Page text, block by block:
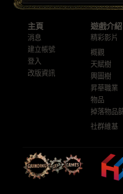
主頁
消息
建立帳號
登入
改版資訊
遊戲介紹
精彩影片
概觀
天賦樹
輿圖樹
昇華職業
物品
掉落物品
社群維基